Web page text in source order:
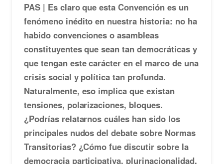
PAS | Es claro que esta Convención es un
fenómeno inédito en nuestra historia: no ha
habido convenciones o asambleas
constituyentes que sean tan democráticas y
que tengan este carácter en el marco de una
crisis social y política tan profunda.
Naturalmente, eso implica que existan
tensiones, polarizaciones, bloques.
¿Podrías relatarnos cuáles han sido los
principales nudos del debate sobre Normas
Transitorias? ¿Cómo fue discutir sobre la
democracia participativa, plurinacionalidad,